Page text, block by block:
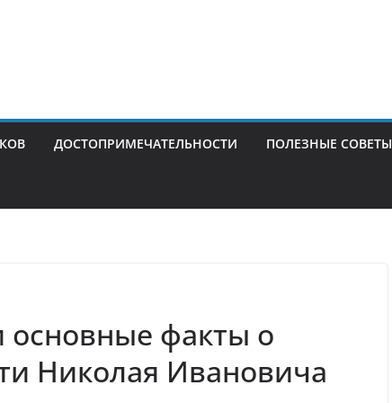
ДОСТОПРИМЕЧАТЕЛЬНОСТИ ПОЛЕЗНЫЕ СОВЕТЫ
основные факты о
Николая Ивановича